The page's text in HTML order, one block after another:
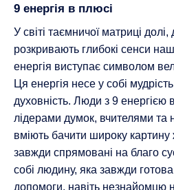
9 енергія в плюсі
У світі таємничої матриці
розкривають глибокі сенси
енергія виступає символом
Ця енергія несе у собі
духовність. Люди з 9 енергією
лідерами думок, вчителями та
вміють бачити широку картину
завжди спрямовані на благо
собі людину, яка завжди
допомоги, навіть незнайомцю